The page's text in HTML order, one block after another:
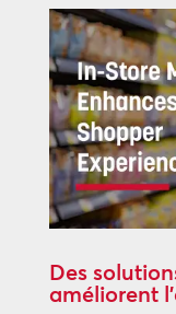
Des
améliorent